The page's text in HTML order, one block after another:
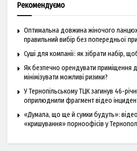
Рекомендуємо
Оптимальна довжина жіночого
правильний вибір без попередньої
Суші для компанії: як зібрати набір,
Як безпечно орендувати приміщення
мінімізувати можливі ризики?
У Тернопільському ТЦК загинув 46-
оприлюднили фрагмент відео
«Думала, що ще й сумки будуть»:
«кришування» порноофісів у